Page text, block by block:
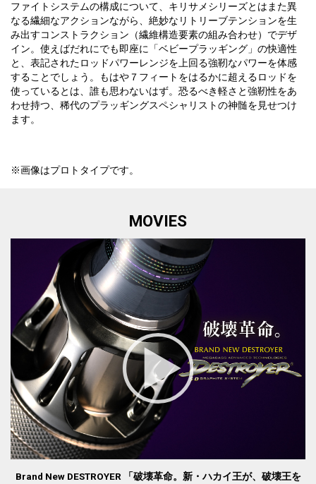
ファイトシステムの構成について、キリサメシリーズとはまた異
なる繊細なアクションながら、絶妙なリトリーブテンションを生
み出すコンストラクション（繊維構造要素の組み合わせ）でデザ
イン。使えばだれにでも即座に「ベビープラッギング」の快適性
と、表記されたロッドパワーレンジを上回る強靭なパワーを体感
することでしょう。もはや７フィートをはるかに超えるロッドを
使っているとは、誰も思わないはず。恐るべき軽さと強靭性をあ
わせ持つ、稀代のプラッギングスペシャリストの神髄を見せつけ
ます。
※画像はプロトタイプです。
MOVIES
Brand New DESTROYER 「破壊革命。新・ハカイ王が、破壊王を